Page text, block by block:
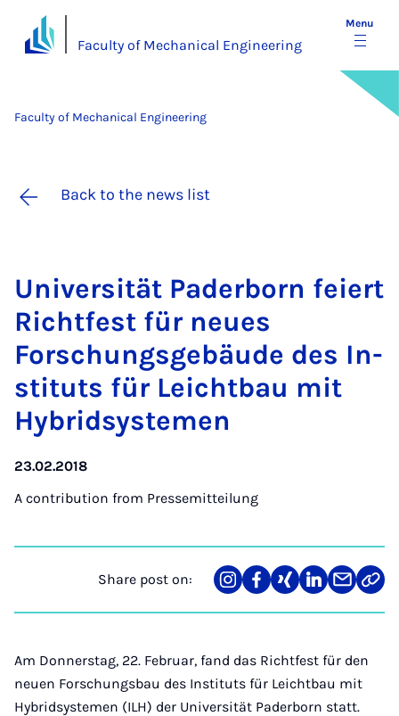
Faculty of Mechanical Engineering
Menu
Faculty of Mechanical Engineering
Back to the news list
Uni­versität Pader­born feiert
Richt­fest für neues
Forschungs­ge­bäude des In­
sti­tuts für Leicht­bau mit
Hy­brid­syste­men
23.02.2018
A contribution from Pressemitteilung
Share post on:
Share
on
Teilen
auf
Teilen
auf
Teilen
auf
Teilen
über
Mail
Link
Am Donnerstag, 22. Februar, fand das Richtfest für den
neuen Forschungsbau des Instituts für Leichtbau mit
Hybridsystemen (ILH) der Universität Paderborn statt.